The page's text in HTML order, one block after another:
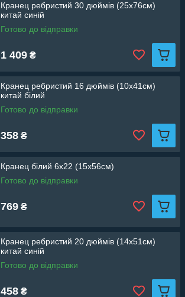
Кранец ребристий 30 дюймів (25х76см)
китай синій
Готово до відправки
1 409 ₴
Кранец ребристий 16 дюймів (10х41см)
китай білий
Готово до відправки
358 ₴
Кранец білий 6х22 (15х56см)
Готово до відправки
769 ₴
Кранец ребристий 20 дюймів (14х51см)
китай синій
Готово до відправки
458 ₴